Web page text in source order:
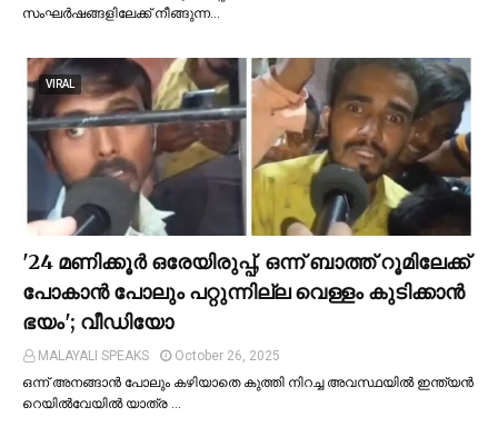
സംഘര്‍ഷങ്ങളിലേക്ക് നീങ്ങുന്ന…
VIRAL
'24 മണിക്കൂര്‍ ഒരേയിരുപ്പ്, ഒന്ന് ബാത്ത് റൂമിലേക്ക്
പോകാന്‍ പോലും പറ്റുന്നില്ല വെള്ളം കുടിക്കാന്‍
ഭയം'; വീഡിയോ
MALAYALI SPEAKS
October 26, 2025
ഒന്ന് അനങ്ങാന്‍ പോലും കഴിയാതെ കുത്തി നിറച്ച അവസ്ഥയില്‍ ഇന്ത്യന്‍
റെയില്‍വേയില്‍ യാത്ര …